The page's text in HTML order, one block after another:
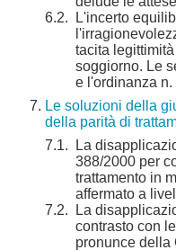
6.2.
L'incerto
tacita
soggiorno. Le
e l'ordinanza
Le soluzioni della
della parità di
7.1.
La
388/2000 per
trattamento in
affermato a
7.2.
La
contrasto con
pronunce della